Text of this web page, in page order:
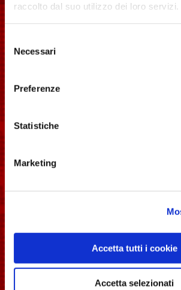
raccolto dal suo utilizzo dei loro servizi.
l'informativa sulla
Selezione
del
consenso
Necessari
Preferenze
Statistiche
Marketing
Accetta tutti i cookie
Accetta selezionati
longobardinitalia@gmail.com
PER I VIAGGIATORI
I luoghi UNESCO